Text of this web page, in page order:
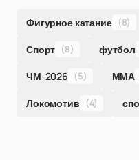
Фигурное катание (8)
Спорт (8) футбол
ЧМ-2026 (5) ММА
Локомотив (4)